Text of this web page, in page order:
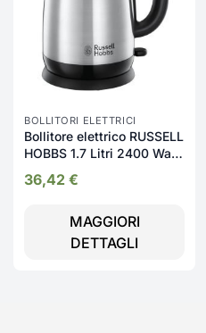
BOLLITORI ELETTRICI
Bollitore elettrico RUSSELL
HOBBS 1.7 Litri 2400 Watt
36,42 €
MAGGIORI
DETTAGLI